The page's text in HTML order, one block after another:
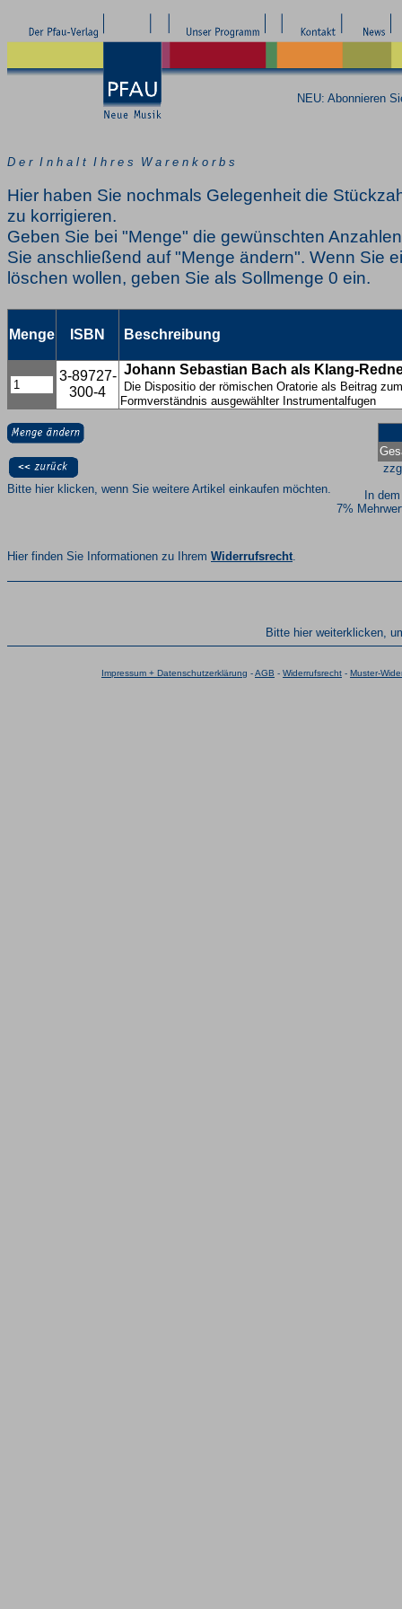
NEU: Abonnieren
D e r I n h a l t I h r e s W a r e n k o r b s
Hier haben Sie nochmals Gelegenheit die
zu korrigieren.
Geben Sie bei "Menge" die gewünschten
Sie anschließend auf "Menge ändern". Wenn Sie
löschen wollen, geben Sie als Sollmenge 0 ein.
Menge ISBN Beschreibung
3-89727-
300-4
Johann Sebastian Bach als Klang-
Die Dispositio der römischen Oratorie als Beitrag zum
Formverständnis ausgewählter Instrumentalfugen
In
7%
Bitte hier klicken, wenn Sie weitere Artikel einkaufen möchten.
Hier finden Sie Informationen zu Ihrem Widerrufsrecht.
Bitte hier weiterklicken,
Impressum + Datenschutzerklärung -AGB - Widerrufsrecht - Muster-